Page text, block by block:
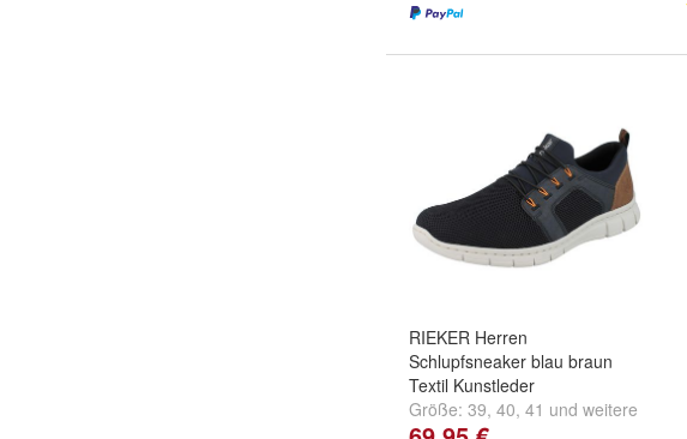
RIEKER Herren
Schlupfsneaker blau braun
Textil Kunstleder
Größe: 39, 40, 41 und weitere
...